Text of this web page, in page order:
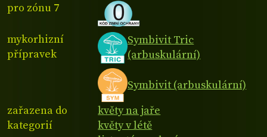
pro zónu 7
mykorhizní
přípravek
Symbivit Tric
(arbuskulární)
Symbivit (arbuskulární)
zařazena do
kategorií
květy na jaře
květy v létě